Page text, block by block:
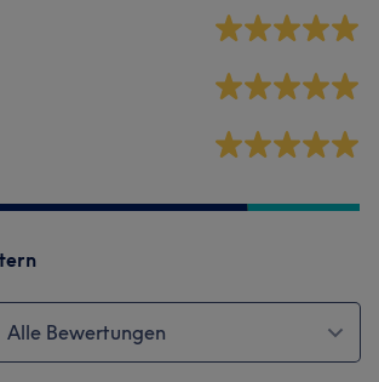
Alle Bewertungen